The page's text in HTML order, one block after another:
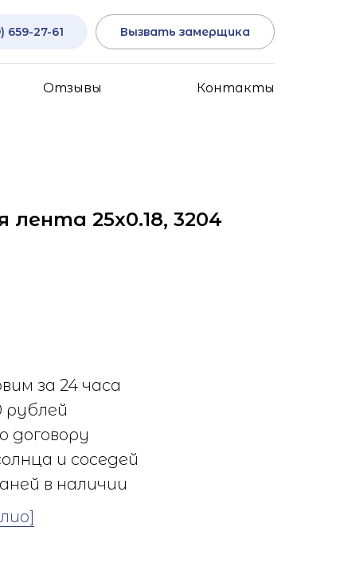
659-27-61 Вызвать замерщика
Отзывы Контакты
лента 25x0.18, 3204
за 24 часа
договору
и соседей
в наличии